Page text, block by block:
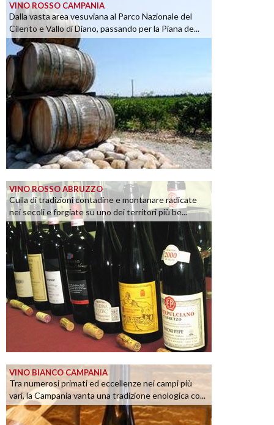
VINO ROSSO CAMPANIA
Dalla vasta area vesuviana al Parco Nazionale del
Cilento e Vallo di Diano, passando per la Piana de...
VINO ROSSO ABRUZZO
Culla di tradizioni contadine e montanare radicate
nei secoli e forgiate su uno dei territori più be...
VINO BIANCO CAMPANIA
Tra numerosi primati ed eccellenze nei campi più
vari, la Campania vanta una tradizione enologica co...